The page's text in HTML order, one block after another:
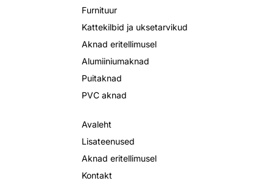
Furnituur
Kattekilbid ja uksetarvikud
Aknad eritellimusel
Alumiiniumaknad
Puitaknad
PVC aknad
Avaleht
Lisateenused
Aknad eritellimusel
Kontakt